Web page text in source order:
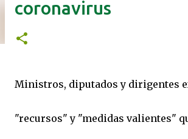
coronavirus
Ministros, diputados y dirigentes
"recursos" y "medidas valientes"